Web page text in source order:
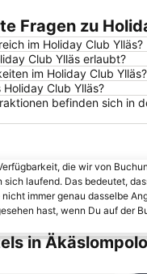
Fragen zu
im Holiday Club Ylläs?
Club Ylläs erlaubt?
im Holiday Club Ylläs?
Club Ylläs?
befinden sich in
die wir von
sich laufend. Das bedeutet,
immer genau dasselbe
hast, wenn Du auf der
in